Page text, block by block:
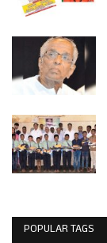
POPULAR TAGS